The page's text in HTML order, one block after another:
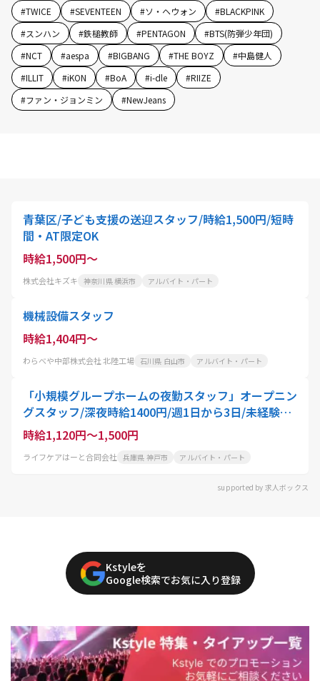
#TWICE #SEVENTEEN #ソ・ヘウォン #BLACKPINK
#スンハン #鉄槌教師 #PENTAGON #BTS(防弾少年団)
#NCT #aespa #BIGBANG #THE BOYZ #中島健人
#ILLIT #iKON #BoA #i-dle #RIIZE
#ファン・ジョンミン #NewJeans
青葉区/子ども支援の送迎スタッフ/時給1,500円/短時
間・AT限定OK
時給1,500円～
株式会社キズキ 神奈川県 横浜市 アルバイト・パート
機械設備スタッフ
時給1,404円～
わらべや中部株式会社 北陸工場 石川県 白山市 アルバイト・パート
「小規模グループホームの夜勤スタッフ」オープニン
グスタッフ/深夜時給1400円/週1日から3日/未経験・
無資格OK
時給1,120円～1,500円
ライフケアはーと合同会社 兵庫県 神戸市 アルバイト・パート
supported by 求人ボックス
Kstyleを
Google検索でお気に入り登録